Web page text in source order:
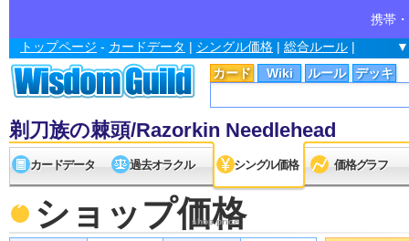
携帯
カード Wiki ルール デッキ
トップページ - カードデータ | シングル価格 | 総合ルール |
剃刀族の棘頭/Razorkin Needlehead
カードデータ 過去オラクル シングル価格 価格グラフ
ショップ価格
shop price